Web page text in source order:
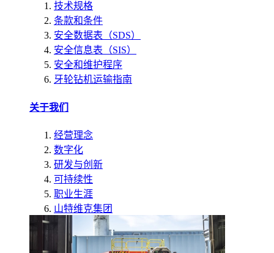
技术规格
条款和条件
安全数据表（SDS）
安全信息表（SIS）
安全和维护程序
牙轮钻机运输指南
关于我们
经营理念
数字化
研发与创新
可持续性
职业生涯
山特维克集团